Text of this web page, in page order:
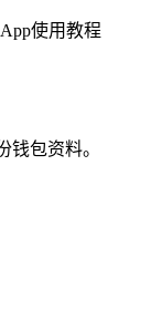
使用教程
包资料。